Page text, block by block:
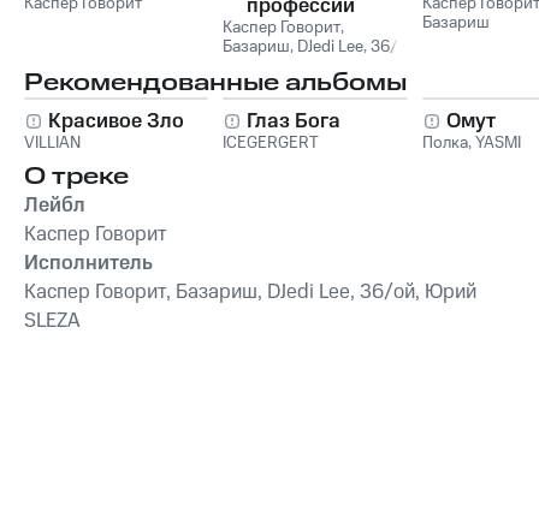
профессии
Каспер Говорит,
Базариш, DJedi Lee,36/
Юрий SLEZA
Базариш
Рекомендованные альбомы
Красивое Зло
VILLIAN
Глаз Бога
ICEGERGERT
Омут
Полка,YASMI
О треке
Лейбл
Каспер Говорит
Исполнитель
Каспер Говорит, Базариш, DJedi Lee, 36/ой, Юрий
SLEZA